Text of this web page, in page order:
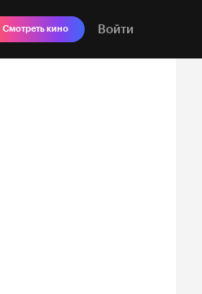
Смотреть кино Войти